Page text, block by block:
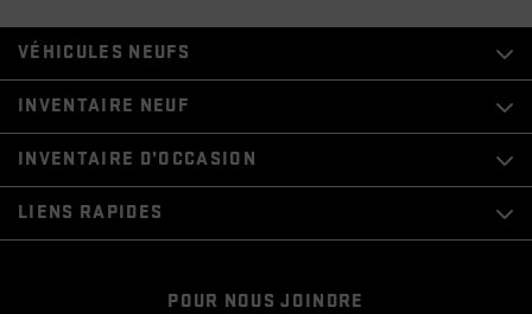
POUR NOUS JOINDRE
VÉHICULES NEUFS
INVENTAIRE NEUF
INVENTAIRE D’OCCASION
LIENS RAPIDES